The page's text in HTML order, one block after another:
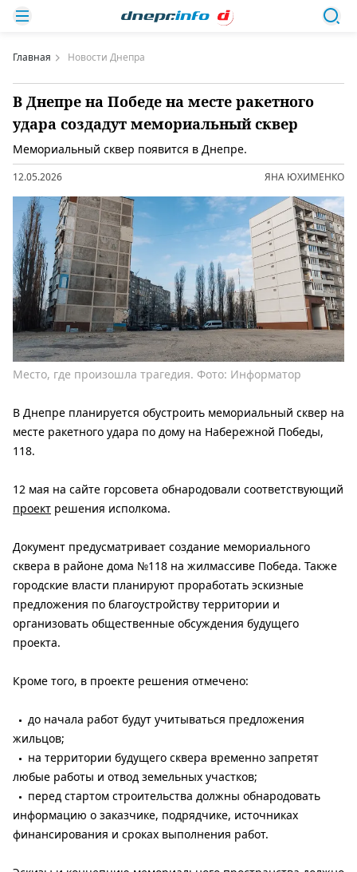
Главная Новости Днепра
В Днепре на Победе на месте ракетного
удара создадут мемориальный сквер
Мемориальный сквер появится в Днепре.
12.05.2026 ЯНА ЮХИМЕНКО
Место, где произошла трагедия. Фото: Информатор
В Днепре планируется обустроить мемориальный сквер на
месте ракетного удара по дому на Набережной Победы,
118.
12 мая на сайте горсовета обнародовали соответствующий
проект решения исполкома.
Документ предусматривает создание мемориального
сквера в районе дома №118 на жилмассиве Победа. Также
городские власти планируют проработать эскизные
предложения по благоустройству территории и
организовать общественные обсуждения будущего
проекта.
Кроме того, в проекте решения отмечено:
до начала работ будут учитываться предложения
жильцов;
на территории будущего сквера временно запретят
любые работы и отвод земельных участков;
перед стартом строительства должны обнародовать
информацию о заказчике, подрядчике, источниках
финансирования и сроках выполнения работ.